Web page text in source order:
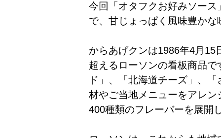
今回「オタフクお好みソー
で、甘じょっぱく風味豊か
からあげクンは1986年4月15
超えるローソンの看板商品
ド」、「北海道チーズ」、
材やご当地メニューをアレ
400種類のフレーバーを展開